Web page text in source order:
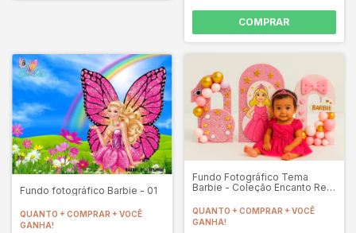
COMPRAR
Fundo fotográfico Barbie - 01
QUANTO + COMPRAR + VOCÊ
GANHA!
Fundo Fotográfico Tema
Barbie - Coleção Encanto Ref.
QUANTO + COMPRAR + VOCÊ
GANHA!